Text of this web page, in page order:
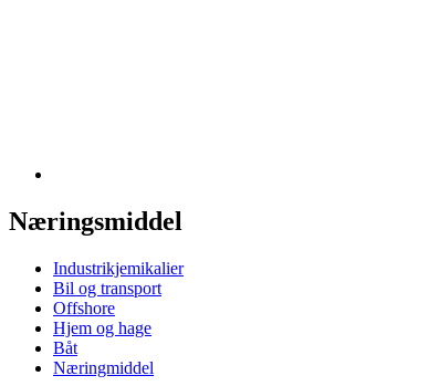
Næringsmiddel
Industrikjemikalier
Bil og transport
Offshore
Hjem og hage
Båt
Næringmiddel